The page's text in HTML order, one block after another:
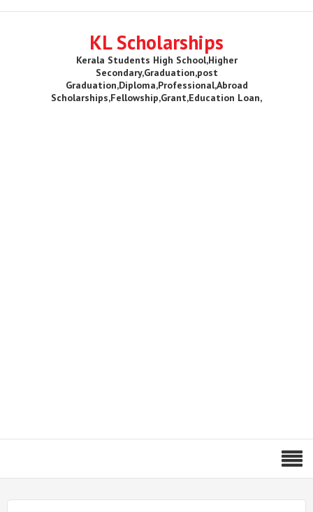
KL Scholarships
Kerala Students High School,Higher
Secondary,Graduation,post
Graduation,Diploma,Professional,Abroad
Scholarships,Fellowship,Grant,Education Loan,